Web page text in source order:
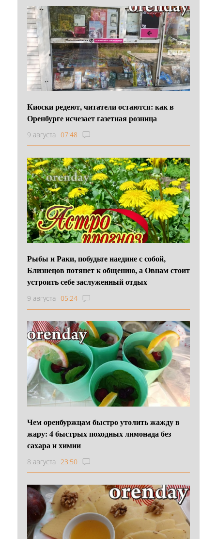
Киоски редеют, читатели остаются: как в
Оренбурге исчезает газетная розница
9 августа 07:48
Рыбы и Раки, побудьте наедине с собой,
Близнецов потянет к общению, а Овнам стоит
устроить себе заслуженный отдых
9 августа 05:24
Чем оренбуржцам быстро утолить жажду в
жару: 4 быстрых походных лимонада без
сахара и химии
8 августа 23:50